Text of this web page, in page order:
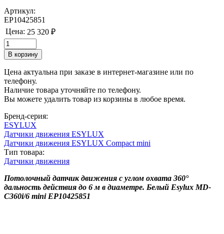
Артикул:
EP10425851
Цена: 25 320 ₽
Цена актуальна при заказе в интернет-магазине или по
телефону.
Наличие товара уточняйте по телефону.
Вы можете удалить товар из корзины в любое время.
Бренд-серия:
ESYLUX
Датчики движения ESYLUX
Датчики движения ESYLUX Compact mini
Тип товара:
Датчики движения
Потолочный датчик движения с углом охвата 360°
дальность действия до 6 м в диаметре. Белый Esylux MD-
C360i/6 mini EP10425851